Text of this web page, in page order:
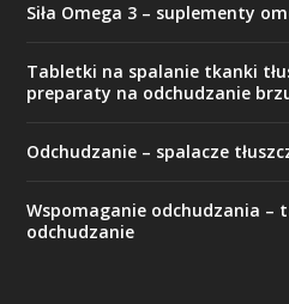
Siła Omega 3 – suplementy
Tabletki na spalanie tkanki
preparaty na odchudzanie
Odchudzanie – spalacze
Wspomaganie odchudzania –
odchudzanie